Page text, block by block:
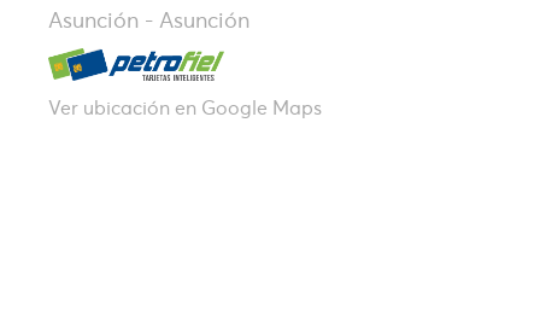
Asunción - Asunción
Ver ubicación en Google Maps